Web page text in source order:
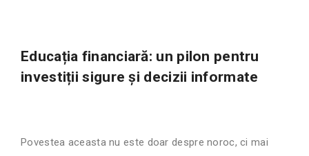
Educația financiară: un pilon pentru
investiții sigure și decizii informate
Povestea aceasta nu este doar despre noroc, ci mai